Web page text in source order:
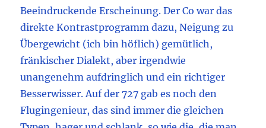
Beeindruckende Erscheinung. Der Co war das
direkte Kontrastprogramm dazu, Neigung zu
Übergewicht (ich bin höflich) gemütlich,
fränkischer Dialekt, aber irgendwie
unangenehm aufdringlich und ein richtiger
Besserwisser. Auf der 727 gab es noch den
Flugingenieur, das sind immer die gleichen